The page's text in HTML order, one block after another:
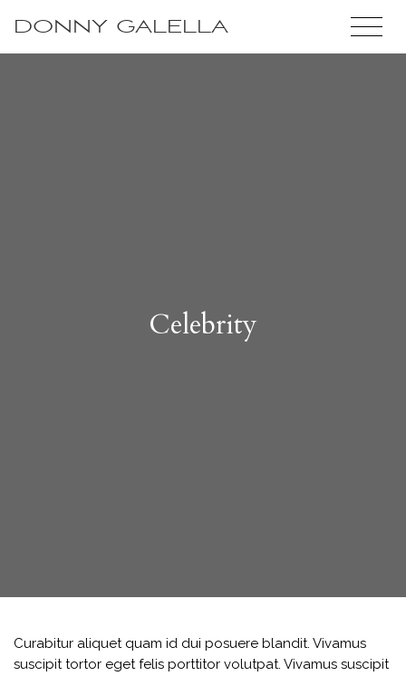
DONNY GALELLA
Celebrity
Curabitur aliquet quam id dui posuere blandit. Vivamus
suscipit tortor eget felis porttitor volutpat. Vivamus suscipit